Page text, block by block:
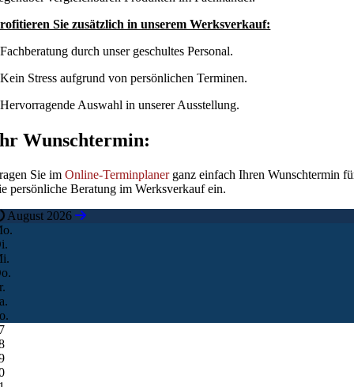
Sie zusätzlich in unserem Werksverkauf:
durch unser geschultes Personal.
Stress aufgrund von persönlichen Terminen.
Auswahl in unserer Ausstellung.
Wunschtermin:
Sie imOnline-Terminplanerganz einfach Ihren Wunschtermin
persönliche Beratung im Werksverkauf ein.
August 2026